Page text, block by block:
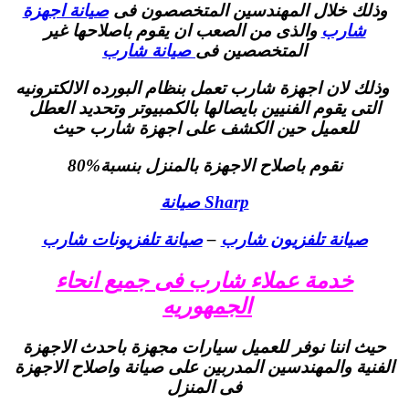
وذلك خلال المهندسين المتخصصون فىصيانة اجهزة
شارب والذى من الصعب ان يقوم باصلاحها غير
المتخصصين فى صيانة شارب
وذلك لان اجهزة شارب تعمل بنظام البورده الالكترونيه
التى يقوم الفنيين بايصالها بالكمبيوتر وتحديد العطل
للعميل حين الكشف على اجهزة شارب حيث
نقوم باصلاح الاجهزة بالمنزل بنسبة%80
Sharp صيانة
صيانة تلفزيون شارب –صيانة تلفزيونات شارب
خدمة عملاء شارب فى جميع انحاء
الجمهوريه
حيث اننا نوفر للعميل سيارات مجهزة باحدث الاجهزة
الفنية والمهندسين المدربين على صيانة واصلاح الاجهزة
فى المنزل